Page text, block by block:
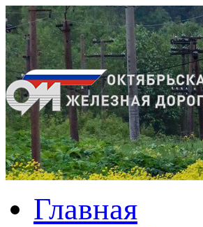
Главная